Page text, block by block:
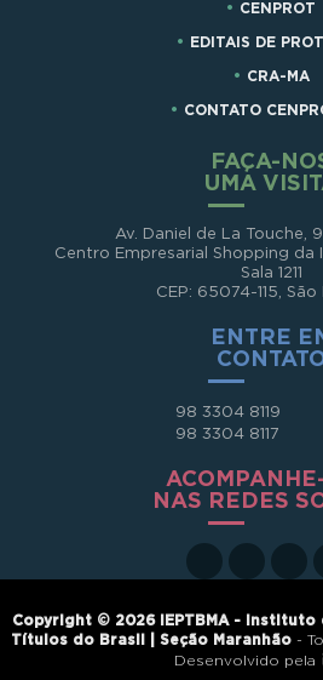
CENPROT
EDITAIS DE
CRA-MA
CONTATO
FAÇA-
UMA
Av. Daniel de La Touche,
Centro Empresarial Shopping da
Sala 1211
CEP: 65074-115,
ENTRE
98 3304 8119
98 3304 8117
NAS REDES
Copyright © 2026 IEPTBMA -
Títulos do Brasil | Seção Maranhão -
Desenvolvido pela